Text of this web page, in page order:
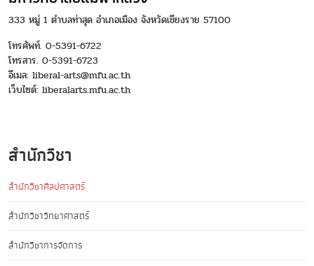
333 หมู่ 1 ตำบลท่าสุด อำเภอเมือง จังหวัดเชียงราย 57100
โทรศัพท์. 0-5391-6722
โทรสาร. 0-5391-6723
อีเมล: liberal-arts@mfu.ac.th
เว็บไซต์: liberalarts.mfu.ac.th
สำนักวิชา
สำนักวิชาศิลปศาสตร์
สำนักวิชาวิทยาศาสตร์
สำนักวิชาการจัดการ